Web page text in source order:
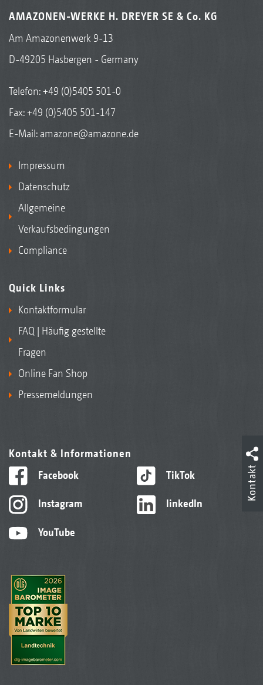
AMAZONEN-WERKE H. DREYER SE & Co. KG
Am Amazonenwerk 9-13
D-49205 Hasbergen - Germany
Telefon:+49 (0)5405 501-0
Fax: +49 (0)5405 501-147
E-Mail: amazone@amazone.de
Impressum
Datenschutz
Allgemeine
Verkaufsbedingungen
Compliance
Quick Links
Kontaktformular
FAQ | Häufig gestellte
Fragen
Online Fan Shop
Pressemeldungen
Kontakt & Informationen
Facebook
Instagram
YouTube
TikTok
linkedIn
Kontakt